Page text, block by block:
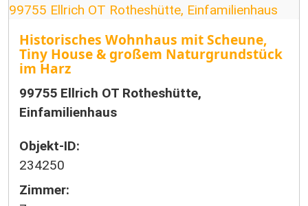
Historisches Wohnhaus mit Scheune,
Tiny House & großem Naturgrundstück
im Harz
99755 Ellrich OT Rotheshütte,
Einfamilienhaus
Objekt-ID:
234250
Zimmer: